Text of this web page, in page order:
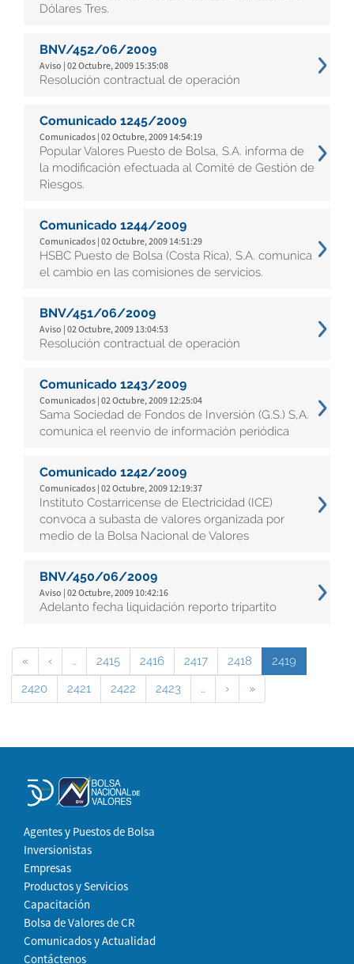
Dólares Tres.
BNV/452/06/2009
Aviso | 02 Octubre, 2009 15:35:08
Resolución contractual de operación
Comunicado 1245/2009
Comunicados | 02 Octubre, 2009 14:54:19
Popular Valores Puesto de Bolsa, S.A. informa de
la modificación efectuada al Comité de Gestión de
Riesgos.
Comunicado 1244/2009
Comunicados | 02 Octubre, 2009 14:51:29
HSBC Puesto de Bolsa (Costa Rica), S.A. comunica
el cambio en las comisiones de servicios.
BNV/451/06/2009
Aviso | 02 Octubre, 2009 13:04:53
Resolución contractual de operación
Comunicado 1243/2009
Comunicados | 02 Octubre, 2009 12:25:04
Sama Sociedad de Fondos de Inversión (G.S.) S,A.
comunica el reenvío de información periódica
Comunicado 1242/2009
Comunicados | 02 Octubre, 2009 12:19:37
Instituto Costarricense de Electricidad (ICE)
convoca a subasta de valores organizada por
medio de la Bolsa Nacional de Valores
BNV/450/06/2009
Aviso | 02 Octubre, 2009 10:42:16
Adelanto fecha liquidación reporto tripartito
« ‹ … 2415 2416 2417 2418
2419
2420
2421 2422 2423 … › »
Agentes y Puestos de Bolsa
Inversionistas
Empresas
Productos y Servicios
Capacitación
Bolsa de Valores de CR
Comunicados y Actualidad
Contáctenos